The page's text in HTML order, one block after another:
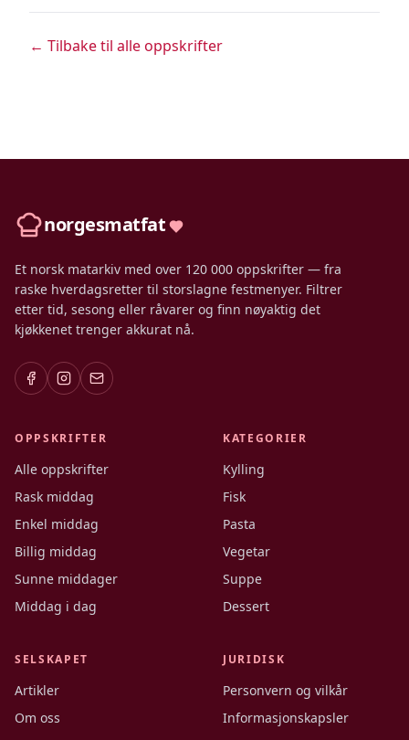
← Tilbake til alle oppskrifter
norgesmatfat
Et norsk matarkiv med over 120 000 oppskrifter — fra
raske hverdagsretter til storslagne festmenyer. Filtrer
etter tid, sesong eller råvarer og finn nøyaktig det
kjøkkenet trenger akkurat nå.
OPPSKRIFTER
Alle oppskrifter
Rask middag
Enkel middag
Billig middag
Sunne middager
Middag i dag
KATEGORIER
Kylling
Fisk
Pasta
Vegetar
Suppe
Dessert
SELSKAPET
Artikler
Om oss
JURIDISK
Personvern og vilkår
Informasjonskapsler